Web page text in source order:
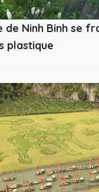
de Ninh Binh se
plastique